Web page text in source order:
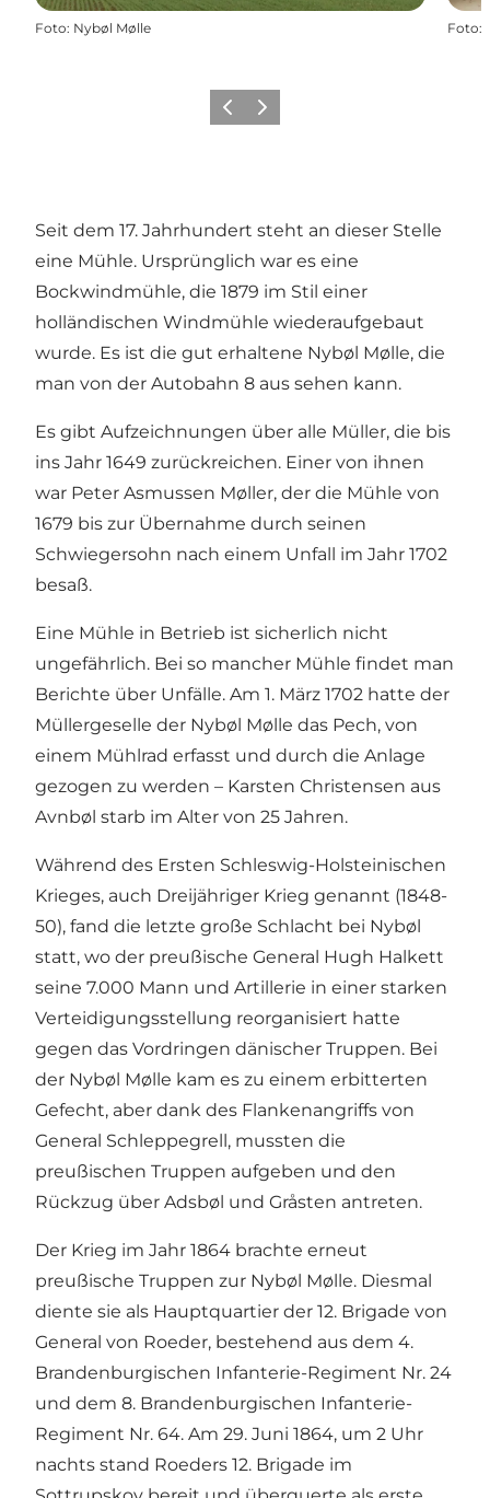
Foto: Nybøl Mølle Foto:
ZurückWeiter
Seit dem 17. Jahrhundert steht an dieser Stelle
eine Mühle. Ursprünglich war es eine
Bockwindmühle, die 1879 im Stil einer
holländischen Windmühle wiederaufgebaut
wurde. Es ist die gut erhaltene Nybøl Mølle, die
man von der Autobahn 8 aus sehen kann.
Es gibt Aufzeichnungen über alle Müller, die bis
ins Jahr 1649 zurückreichen. Einer von ihnen
war Peter Asmussen Møller, der die Mühle von
1679 bis zur Übernahme durch seinen
Schwiegersohn nach einem Unfall im Jahr 1702
besaß.
Eine Mühle in Betrieb ist sicherlich nicht
ungefährlich. Bei so mancher Mühle findet man
Berichte über Unfälle. Am 1. März 1702 hatte der
Müllergeselle der Nybøl Mølle das Pech, von
einem Mühlrad erfasst und durch die Anlage
gezogen zu werden – Karsten Christensen aus
Avnbøl starb im Alter von 25 Jahren.
Während des Ersten Schleswig-Holsteinischen
Krieges, auch Dreijähriger Krieg genannt (1848-
50), fand die letzte große Schlacht bei Nybøl
statt, wo der preußische General Hugh Halkett
seine 7.000 Mann und Artillerie in einer starken
Verteidigungsstellung reorganisiert hatte
gegen das Vordringen dänischer Truppen. Bei
der Nybøl Mølle kam es zu einem erbitterten
Gefecht, aber dank des Flankenangriffs von
General Schleppegrell, mussten die
preußischen Truppen aufgeben und den
Rückzug über Adsbøl und Gråsten antreten.
Der Krieg im Jahr 1864 brachte erneut
preußische Truppen zur Nybøl Mølle. Diesmal
diente sie als Hauptquartier der 12. Brigade von
General von Roeder, bestehend aus dem 4.
Brandenburgischen Infanterie-Regiment Nr. 24
und dem 8. Brandenburgischen Infanterie-
Regiment Nr. 64. Am 29. Juni 1864, um 2 Uhr
nachts stand Roeders 12. Brigade im